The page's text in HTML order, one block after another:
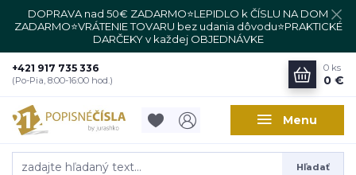
DOPRAVA nad 50€ ZADARMO⭐LEPIDLO k ČÍSLU NA DOM
ZADARMO⭐VRÁTENIE TOVARU bez udania dôvodu⭐PRAKTICKÉ
DARČEKY v každej OBJEDNÁVKE
Menu
Hľadať
+421 917 735 336
(Po-Pia, 8:00-16:00 hod.)
0 ks
0 €